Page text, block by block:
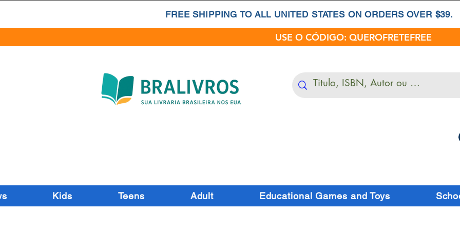
FREE SHIPPING TO ALL UNITED STATES ON ORDERS OVER $39.
USE O CÓDIGO: QUEROFRETEFREE
Kids Teens Adult Educational Games and Toys